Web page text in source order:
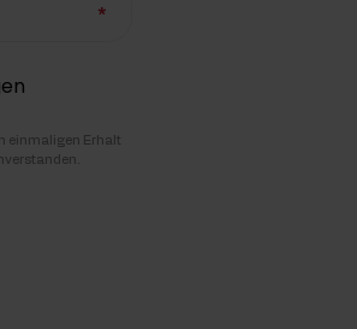
einmaligen Erhalt